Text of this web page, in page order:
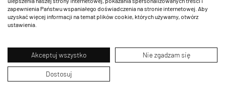
zapewnienia Państwu wspaniałego doświadczenia na stronie internetowej. Aby
uzyskać więcej informacji na temat plików cookie, których używamy, otwórz
ustawienia.
Akceptuj wszystko Nie zgadzam się
Dostosuj